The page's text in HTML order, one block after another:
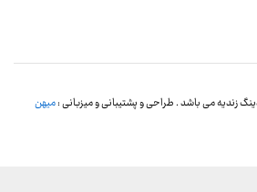
زندیه می باشد . طراحی و پشتیبانی و میزبانی :میهن